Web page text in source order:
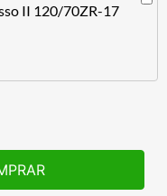
II 120/70ZR-17